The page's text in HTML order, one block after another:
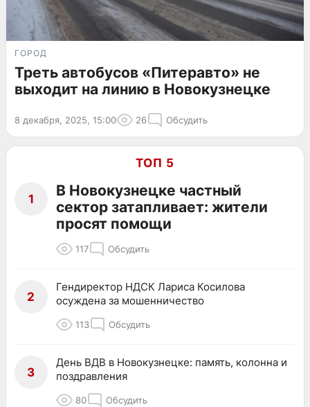
ГОРОД
Треть автобусов «Питеравто» не
выходит на линию в Новокузнецке
8 декабря, 2025, 15:00 26 Обсудить
ТОП 5
1
В Новокузнецке частный
сектор затапливает: жители
просят помощи
117 Обсудить
2
Гендиректор НДСК Лариса Косилова
осуждена за мошенничество
113 Обсудить
3
День ВДВ в Новокузнецке: память, колонна и
поздравления
80 Обсудить